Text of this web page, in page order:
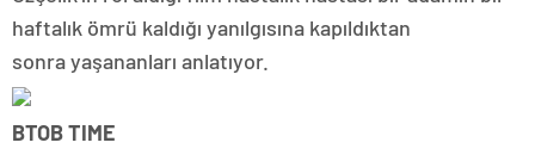
haftalık ömrü kaldığı yanılgısına kapıldıktan
sonra yaşananları anlatıyor.
BTOB TIME